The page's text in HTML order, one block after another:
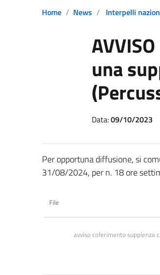
Home News Interpelli
una
Data:09/10/2023
Per opportuna diffusione, si
31/08/2024, per n. 18 ore
File
avviso coferimento supplenza